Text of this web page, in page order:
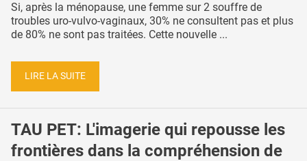
Si, après la ménopause, une femme sur 2 souffre de
troubles uro-vulvo-vaginaux, 30% ne consultent pas et plus
de 80% ne sont pas traitées. Cette nouvelle ...
LIRE LA SUITE
TAU PET: L'imagerie qui repousse les
frontières dans la compréhension de